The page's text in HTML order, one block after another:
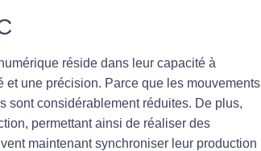
réside dans leur capacité à
et une précision. Parce que les mouvements
sont considérablement réduites. De plus,
permettant ainsi de réaliser des
maintenant synchroniser leur production